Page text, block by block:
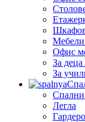
Мебели
Офис
За
За
Спални
Легла